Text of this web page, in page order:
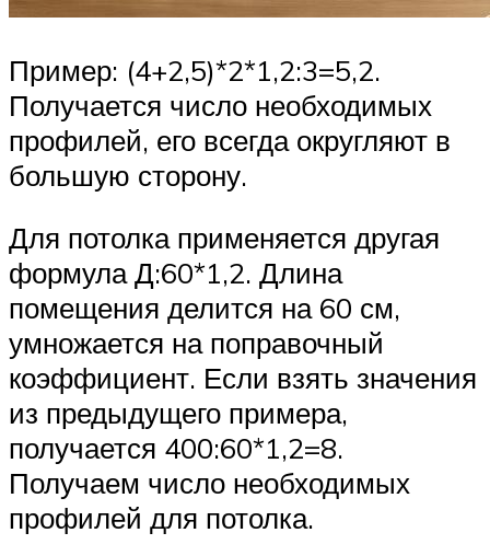
Пример: (4+2,5)*2*1,2:3=5,2.
Получается число необходимых
профилей, его всегда округляют в
большую сторону.
Для потолка применяется другая
формула Д:60*1,2. Длина
помещения делится на 60 см,
умножается на поправочный
коэффициент. Если взять значения
из предыдущего примера,
получается 400:60*1,2=8.
Получаем число необходимых
профилей для потолка.